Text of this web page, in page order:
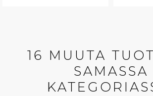
16 MUUTA
SAMASSA